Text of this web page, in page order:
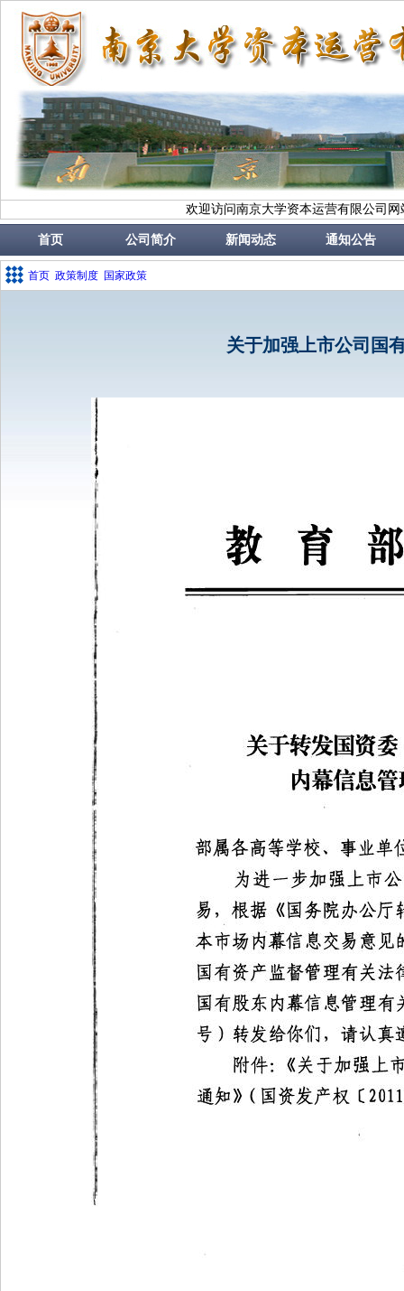
欢迎访问南京大学资本运营有限公司网
首页 公司简介 新闻动态 通知公告
首页 政策制度 国家政策
关于加强上市公司国